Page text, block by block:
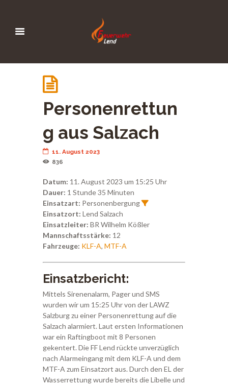
Personenrettun
g aus Salzach
11. August 2023
836
Datum: 11. August 2023 um 15:25 Uhr
Dauer: 1 Stunde 35 Minuten
Einsatzart: Personenbergung
Einsatzort: Lend Salzach
Einsatzleiter: BR Wilhelm Kößler
Mannschaftsstärke: 12
Fahrzeuge: KLF-A, MTF-A
Einsatzbericht:
Mittels Sirenenalarm, Pager und SMS
wurden wir um 15:25 Uhr von der LAWZ
Salzburg zu einer Personenrettung auf die
Salzach alarmiert. Laut ersten Informationen
war ein Raftingboot mit 8 Personen
gekentert. Die FF Lend rückte unverzüglich
nach Alarmeingang mit dem KLF-A und dem
MTF-A zum Einsatzort aus. Durch den EL der
Wasserrettung wurde bereits die Libelle und